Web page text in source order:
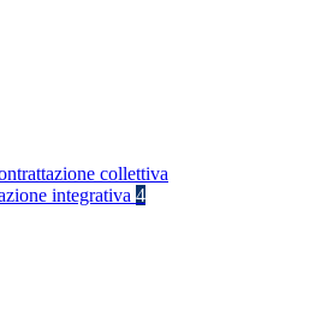
collettiva
integrativa 4